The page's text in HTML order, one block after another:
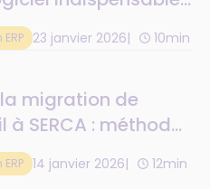
des grossistes
de boissons
23 janvier 2026 10min
migration de
SERCA : méthode,
données,
14 janvier 2026 12min